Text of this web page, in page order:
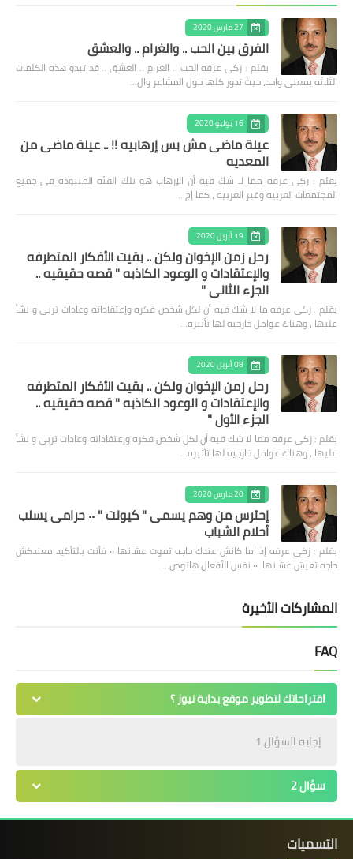
27 مارس 2020
الفرق بين الحب .. والغرام .. والعشق
بقلم : زكى عرفه الحب .. الغرام .. العشق .. قد تبدو هذه الكلمات
الثلاثه بمعنى واحد، حيث تدور كلها حول المشاعر وال…
16 يوليو 2020
عيلة ماضى مش بس إرهابيه !! .. عيلة ماضى من
المعديه
بقلم : زكى عرفه مما لا شك فيه أن الإرهاب هو تلك الفئه المنبوذه فى جميع
المجتمعات العربيه وغير العربيه ، كما إج…
19 أبريل 2020
رحل زمن الإخوان ولكن .. بقيت الأفكار المتطرفه
والإعتقادات و الوعود الكاذبه " قصه حقيقيه ..
الجزء الثاني "
بقلم : زكى عرفه ‎ما لا شك فيه أن لكل شخص فكره وإعتقاداته وعادات تربى و نشأ
عليها ، وهناك عوامل خارجيه لها تأثيره…
08 أبريل 2020
رحل زمن الإخوان ولكن .. بقيت الأفكار المتطرفه
والإعتقادات و الوعود الكاذبه " قصه حقيقيه ..
الجزء الأول "
بقلم : زكى عرفه مما لا شك فيه أن لكل شخص فكره وإعتقاداته وعادات تربى و نشأ
عليها ، وهناك عوامل خارجيه لها تأثيره…
20 مارس 2020
إحترس من وهم يسمى " كيونت " ٠٠ حرامى يسلب
أحلام الشباب
بقلم : زكى عرفه ‎إذا ما كانش عندك حاجه تموت عشانها ٠٠ فأنت بالتأكيد معندكش
حاجه تعيش عشانها ٠٠ نفس الأفعال هاتوص…
المشاركات الأخيرة
FAQ
اقتراحاتك لتطوير موقع بداية نيوز ؟
إجابه السؤال 1
سؤال 2
التسميات